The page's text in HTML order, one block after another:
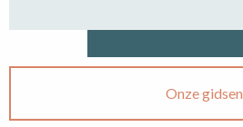
Onze gidsen